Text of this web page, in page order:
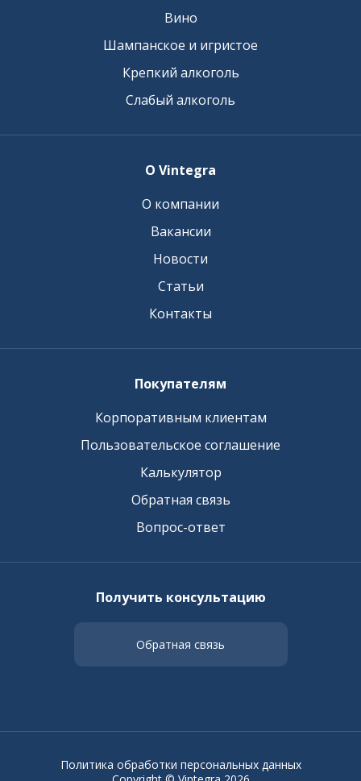
Вино
Шампанское и игристое
Крепкий алкоголь
Слабый алкоголь
О Vintegra
О компании
Вакансии
Новости
Статьи
Контакты
Покупателям
Корпоративным клиентам
Пользовательское соглашение
Калькулятор
Обратная связь
Вопрос-ответ
Получить консультацию
Обратная связь
Политика обработки персональных данных